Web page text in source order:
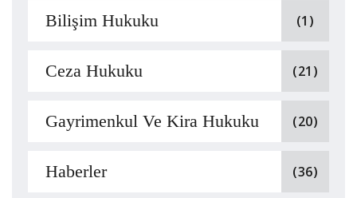
Bilişim Hukuku (1)
Ceza Hukuku (21)
Gayrimenkul Ve Kira Hukuku (20)
Haberler (36)